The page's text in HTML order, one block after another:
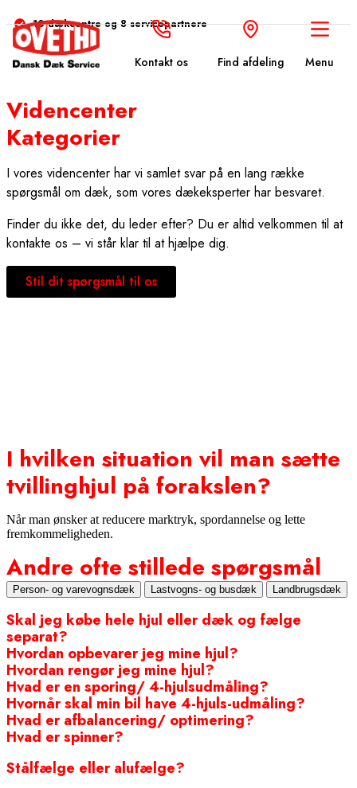
10 dækcentre og 8 servicepartnere
Kontakt os Find afdeling Menu
Videncenter
Kategorier
I vores videncenter har vi samlet svar på en lang række
spørgsmål om dæk, som vores dækeksperter har besvaret.
Finder du ikke det, du leder efter? Du er altid velkommen til at
kontakte os – vi står klar til at hjælpe dig.
Stil dit spørgsmål til os
I hvilken situation vil man sætte
tvillinghjul på forakslen?
Når man ønsker at reducere marktryk, spordannelse og lette
fremkommeligheden.
Andre ofte stillede spørgsmål
Person- og varevognsdæk Lastvogns- og busdæk Landbrugsdæk
Skal jeg købe hele hjul eller dæk og fælge
separat?
Hvordan opbevarer jeg mine hjul?
Hvordan rengør jeg mine hjul?
Hvad er en sporing/ 4-hjulsudmåling?
Hvornår skal min bil have 4-hjuls-udmåling?
Hvad er afbalancering/ optimering?
Hvad er spinner?
Stålfælge eller alufælge?